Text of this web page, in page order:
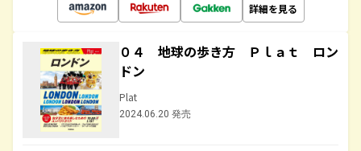
詳細を見る
０４ 地球の歩き方 Ｐｌａｔ ロン
ドン
Plat
2024.06.20 発売